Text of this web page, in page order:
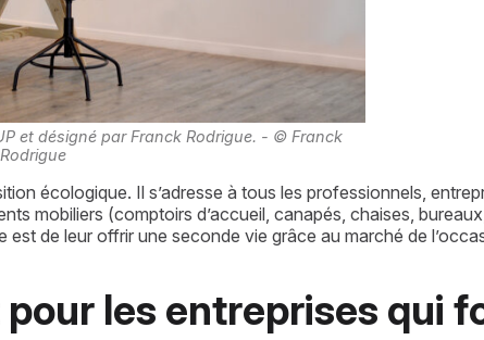
et désigné par Franck Rodrigue. - © Franck
Rodrigue
écologique. Il s’adresse à tous les professionnels,
mobiliers (comptoirs d’accueil, canapés, chaises,
de leur offrir une seconde vie grâce au marché de
les entreprises qui